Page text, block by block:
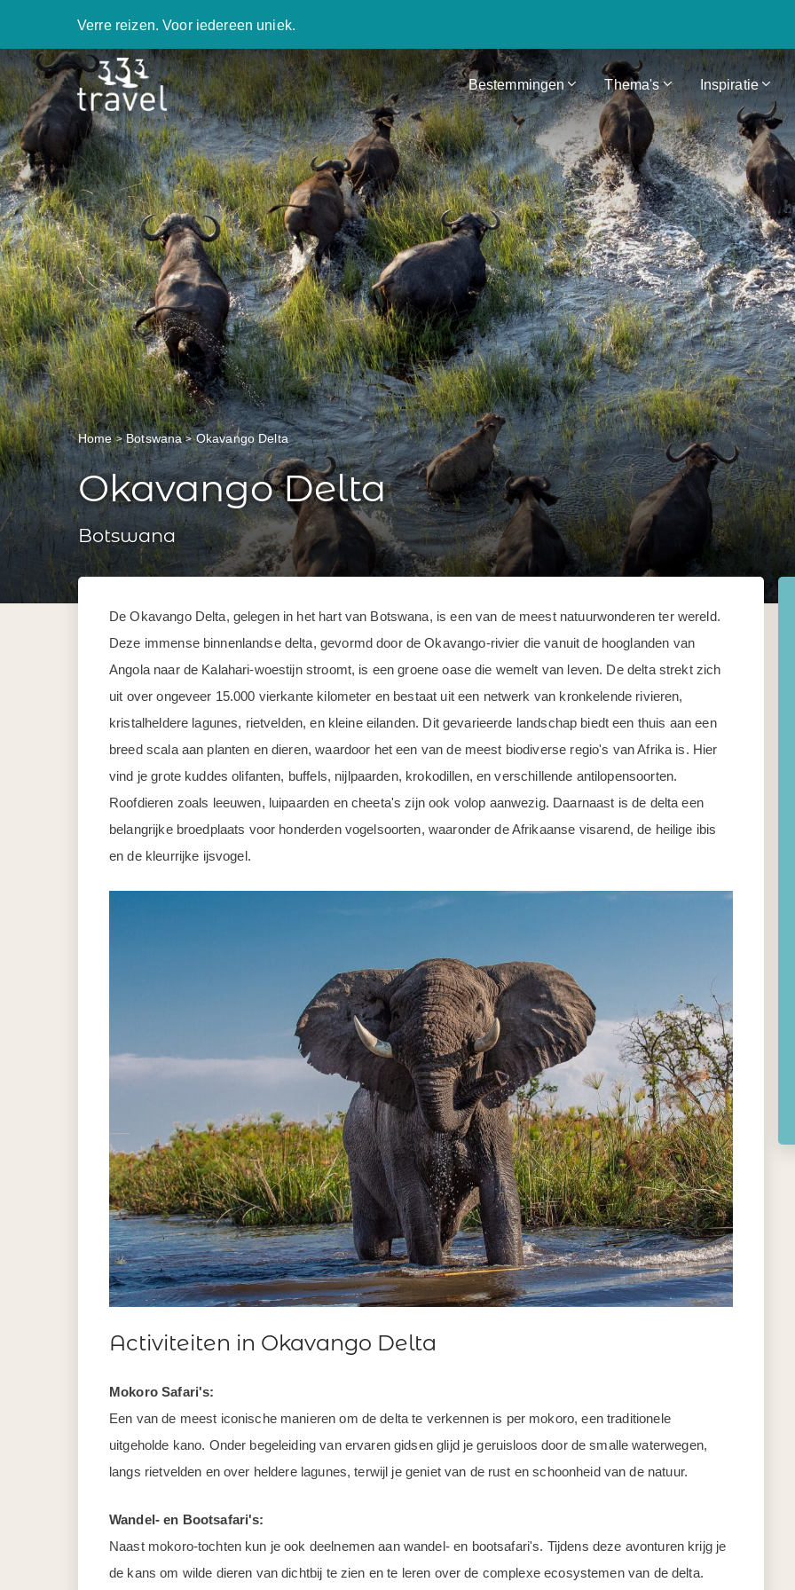
Verre reizen. Voor iedereen uniek.
Bestemmingen Thema's Inspiratie
Home Botswana Okavango Delta
Okavango Delta
Botswana
De Okavango Delta, gelegen in het hart van Botswana, is een van de meest natuurwonderen ter wereld.
Deze immense binnenlandse delta, gevormd door de Okavango-rivier die vanuit de hooglanden van
Angola naar de Kalahari-woestijn stroomt, is een groene oase die wemelt van leven. De delta strekt zich
uit over ongeveer 15.000 vierkante kilometer en bestaat uit een netwerk van kronkelende rivieren,
kristalheldere lagunes, rietvelden, en kleine eilanden. Dit gevarieerde landschap biedt een thuis aan een
breed scala aan planten en dieren, waardoor het een van de meest biodiverse regio's van Afrika is. Hier
vind je grote kuddes olifanten, buffels, nijlpaarden, krokodillen, en verschillende antilopensoorten.
Roofdieren zoals leeuwen, luipaarden en cheeta's zijn ook volop aanwezig. Daarnaast is de delta een
belangrijke broedplaats voor honderden vogelsoorten, waaronder de Afrikaanse visarend, de heilige ibis
en de kleurrijke ijsvogel.
Activiteiten in Okavango Delta
Mokoro Safari's:
Een van de meest iconische manieren om de delta te verkennen is per mokoro, een traditionele
uitgeholde kano. Onder begeleiding van ervaren gidsen glijd je geruisloos door de smalle waterwegen,
langs rietvelden en over heldere lagunes, terwijl je geniet van de rust en schoonheid van de natuur.
Wandel- en Bootsafari's:
Naast mokoro-tochten kun je ook deelnemen aan wandel- en bootsafari's. Tijdens deze avonturen krijg je
de kans om wilde dieren van dichtbij te zien en te leren over de complexe ecosystemen van de delta.